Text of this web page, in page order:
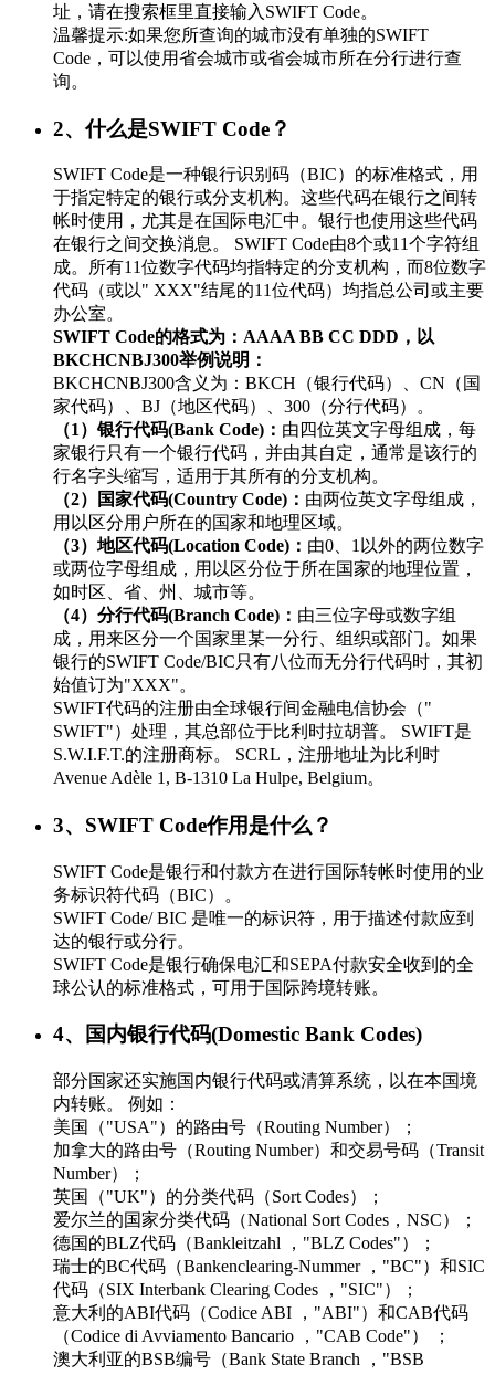
址，请在搜索框里直接输入SWIFT Code。
温馨提示:如果您所查询的城市没有单独的SWIFT
Code，可以使用省会城市或省会城市所在分行进行查
询。
2、什么是SWIFT Code？
SWIFT Code是一种银行识别码（BIC）的标准格式，用
于指定特定的银行或分支机构。这些代码在银行之间转
帐时使用，尤其是在国际电汇中。银行也使用这些代码
在银行之间交换消息。 SWIFT Code由8个或11个字符组
成。所有11位数字代码均指特定的分支机构，而8位数字
代码（或以" XXX"结尾的11位代码）均指总公司或主要
办公室。
SWIFT Code的格式为：AAAA BB CC DDD，以
BKCHCNBJ300举例说明：
BKCHCNBJ300含义为：BKCH（银行代码）、CN（国
家代码）、BJ（地区代码）、300（分行代码）。
（1）银行代码(Bank Code)： 由四位英文字母组成，每
家银行只有一个银行代码，并由其自定，通常是该行的
行名字头缩写，适用于其所有的分支机构。
（2）国家代码(Country Code)： 由两位英文字母组成，
用以区分用户所在的国家和地理区域。
（3）地区代码(Location Code)： 由0、1以外的两位数字
或两位字母组成，用以区分位于所在国家的地理位置，
如时区、省、州、城市等。
（4）分行代码(Branch Code)： 由三位字母或数字组
成，用来区分一个国家里某一分行、组织或部门。如果
银行的SWIFT Code/BIC只有八位而无分行代码时，其初
始值订为"XXX"。
SWIFT代码的注册由全球银行间金融电信协会（"
SWIFT"）处理，其总部位于比利时拉胡普。 SWIFT是
S.W.I.F.T.的注册商标。 SCRL，注册地址为比利时
Avenue Adèle 1, B-1310 La Hulpe, Belgium。
3、SWIFT Code作用是什么？
SWIFT Code是银行和付款方在进行国际转帐时使用的业
务标识符代码（BIC）。
SWIFT Code/ BIC 是唯一的标识符，用于描述付款应到
达的银行或分行。
SWIFT Code是银行确保电汇和SEPA付款安全收到的全
球公认的标准格式，可用于国际跨境转账。
4、国内银行代码(Domestic Bank Codes)
部分国家还实施国内银行代码或清算系统，以在本国境
内转账。 例如：
美国（"USA"）的路由号（Routing Number）；
加拿大的路由号（Routing Number）和交易号码（Transit
Number）；
英国（"UK"）的分类代码（Sort Codes）；
爱尔兰的国家分类代码（National Sort Codes，NSC）；
德国的BLZ代码（Bankleitzahl ，"BLZ Codes"）；
瑞士的BC代码（Bankenclearing-Nummer ，"BC"）和SIC
代码（SIX Interbank Clearing Codes ，"SIC"）；
意大利的ABI代码（Codice ABI ，"ABI"）和CAB代码
（Codice di Avviamento Bancario ，"CAB Code"） ；
澳大利亚的BSB编号（Bank State Branch ，"BSB